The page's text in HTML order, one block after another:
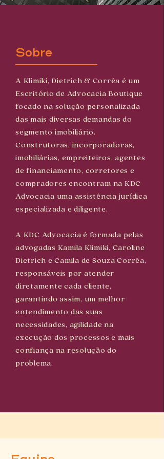
Sobre
A Klimiki, Dietrich & Corrêa é um
Escritório de Advocacia Boutique
focado na solução personalizada
das mais diversas demandas do
segmento imobiliário.
Construtoras, incorporadoras,
imobiliárias, empreiteiros, agentes
de financiamento, corretores e
compradores encontram na KDC
Advocacia uma assistência jurídica
especializada e diligente.
A KDC Advocacia é formada pelas
advogadas Kamila Klimiki, Caroline
Dietrich e Camila de Souza Corrêa,
responsáveis por atender
diretamente cada cliente,
garantindo assim, um melhor
entendimento das suas
necessidades, agilidade na
execução dos processos e mais
confiança na resolução do
problema.